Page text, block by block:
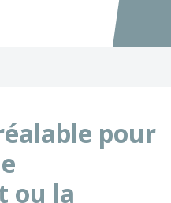
Accéder
pour
ou la